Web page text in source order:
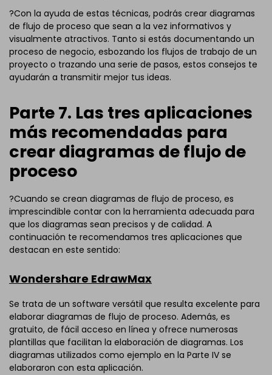
?Con la ayuda de estas técnicas, podrás crear diagramas
de flujo de proceso que sean a la vez informativos y
visualmente atractivos. Tanto si estás documentando un
proceso de negocio, esbozando los flujos de trabajo de un
proyecto o trazando una serie de pasos, estos consejos te
ayudarán a transmitir mejor tus ideas.
Parte 7. Las tres aplicaciones
más recomendadas para
crear diagramas de flujo de
proceso
?Cuando se crean diagramas de flujo de proceso, es
imprescindible contar con la herramienta adecuada para
que los diagramas sean precisos y de calidad. A
continuación te recomendamos tres aplicaciones que
destacan en este sentido:
Wondershare EdrawMax
Se trata de un software versátil que resulta excelente para
elaborar diagramas de flujo de proceso. Además, es
gratuito, de fácil acceso en línea y ofrece numerosas
plantillas que facilitan la elaboración de diagramas. Los
diagramas utilizados como ejemplo en la Parte IV se
elaboraron con esta aplicación.